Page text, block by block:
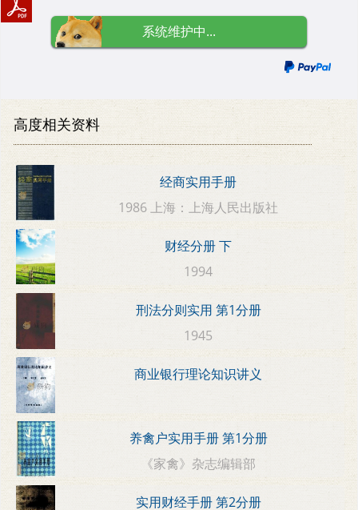
系统维护中...
高度相关资料
经商实用手册
1986 上海：上海人民出版社
财经分册 下
1994
刑法分则实用 第1分册
1945
商业银行理论知识讲义
养禽户实用手册 第1分册
《家禽》杂志编辑部
实用财经手册 第2分册